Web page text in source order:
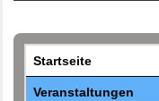
Startseite
Veranstaltungen